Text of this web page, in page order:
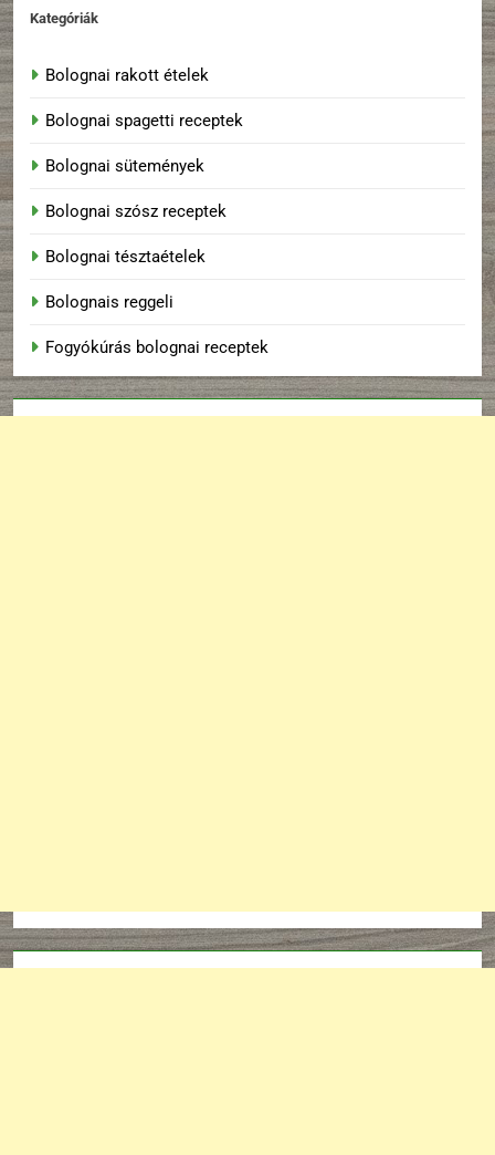
Kategóriák
Bolognai rakott ételek
Bolognai spagetti receptek
Bolognai sütemények
Bolognai szósz receptek
Bolognai tésztaételek
Bolognais reggeli
Fogyókúrás bolognai receptek